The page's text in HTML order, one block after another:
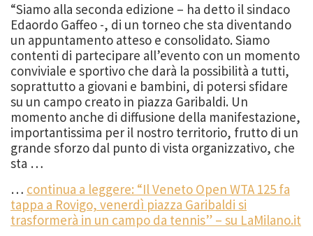
“Siamo alla seconda edizione – ha detto il sindaco
Edaordo Gaffeo -, di un torneo che sta diventando
un appuntamento atteso e consolidato. Siamo
contenti di partecipare all’evento con un momento
conviviale e sportivo che darà la possibilità a tutti,
soprattutto a giovani e bambini, di potersi sfidare
su un campo creato in piazza Garibaldi. Un
momento anche di diffusione della manifestazione,
importantissima per il nostro territorio, frutto di un
grande sforzo dal punto di vista organizzativo, che
sta …
… continua a leggere: “Il Veneto Open WTA 125 fa
tappa a Rovigo, venerdì piazza Garibaldi si
trasformerà in un campo da tennis” – su LaMilano.it